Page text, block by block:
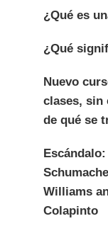
¿Qué es
¿Qué
Nuevo
clases, sin
de qué se
Williams
Colapinto